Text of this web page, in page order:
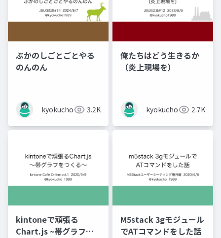
ぶかのしごとごとやる
のんのん
kyokucho19893.2K
俺たちはどう生きるか
（炎上現場を）
kyokucho19892.7K
kintoneで頑張る
Chart.js ~帯グラフを
M5stack 3gモジュール
でATコマンドをした話